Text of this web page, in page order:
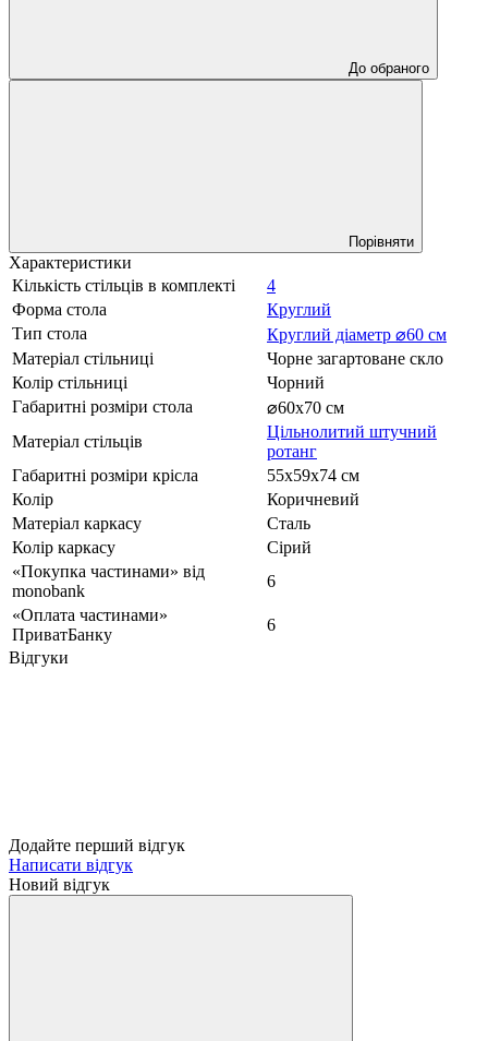
До обраного
Порівняти
Характеристики
Кількість стільців в комплекті
4
Форма стола
Круглий
Тип стола
Круглий діаметр ⌀60 см
Матеріал стільниці
Чорне загартоване скло
Колір стільниці
Чорний
Габаритні розміри стола
⌀60x70 см
Матеріал стільців
Цільнолитий штучний
ротанг
Габаритні розміри крісла
55х59x74 см
Колір
Коричневий
Матеріал каркасу
Сталь
Колір каркасу
Сірий
«Покупка частинами» від
monobank
6
«Оплата частинами»
ПриватБанку
6
Відгуки
Додайте перший відгук
Написати відгук
Новий відгук